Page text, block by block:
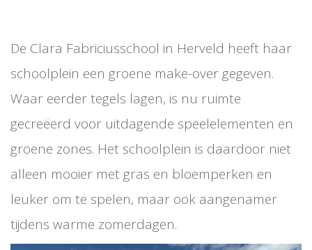
De Clara Fabriciusschool in Herveld heeft haar
schoolplein een groene make-over gegeven.
Waar eerder tegels lagen, is nu ruimte
gecreëerd voor uitdagende speelelementen en
groene zones. Het schoolplein is daardoor niet
alleen mooier met gras en bloemperken en
leuker om te spelen, maar ook aangenamer
tijdens warme zomerdagen.